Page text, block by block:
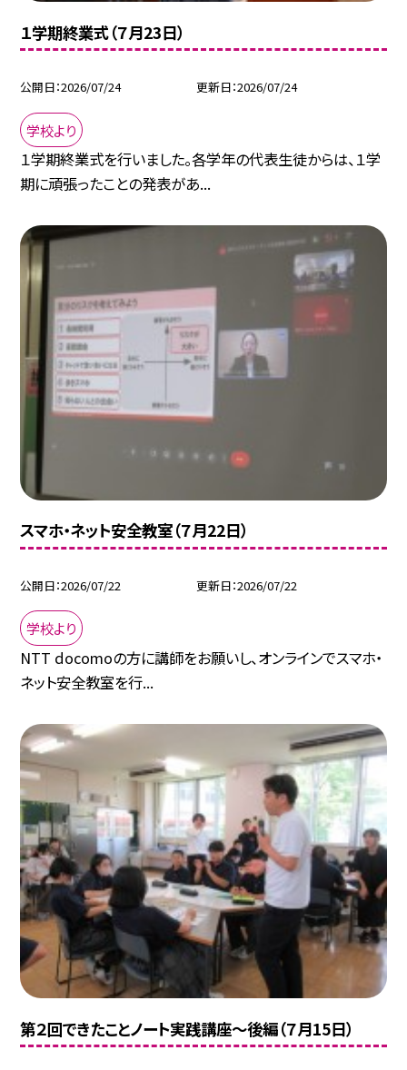
１学期終業式（７月23日）
公開日 2026/07/24 更新日 2026/07/24
学校より
１学期終業式を行いました。各学年の代表生徒からは、１学
期に頑張ったことの発表があ...
スマホ・ネット安全教室（７月22日）
公開日 2026/07/22 更新日 2026/07/22
学校より
NTT docomoの方に講師をお願いし、オンラインでスマホ・
ネット安全教室を行...
第２回できたことノート実践講座～後編（７月15日）